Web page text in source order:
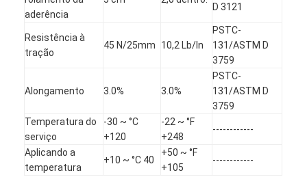
aderência
D 3121
Resistência à
tração
45 N/25mm 10,2 Lb/In
PSTC-
131/ASTM D
3759
Alongamento 3.0% 3.0%
PSTC-
131/ASTM D
3759
Temperatura do
serviço
-30 ~ °C
+120
-22 ~ °F
+248
------------
Aplicando a
temperatura
+10 ~ °C 40
+50 ~ °F
+105
------------